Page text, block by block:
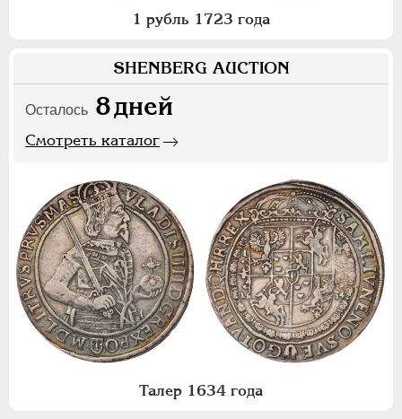
1 рубль 1723 года
SHENBERG AUCTION
Осталось 8дней
Смотреть каталог
Талер 1634 года